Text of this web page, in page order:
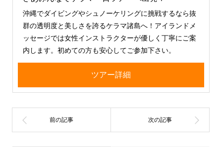
沖縄でダイビングやシュノーケリングに挑戦するなら抜
群の透明度と美しさを誇るケラマ諸島へ！アイランドメ
ッセージでは女性インストラクターが優しく丁寧にご案
内します。初めての方も安心してご参加下さい。
ツアー詳細